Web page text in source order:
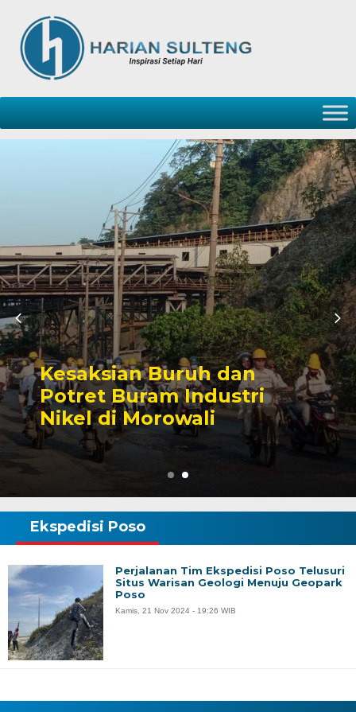
Sengketa Perizinan
Tambang yang
Karier Politik Anwar
Ekspedisi Poso
Perjalanan Tim Ekspedisi Poso Telusuri
Situs Warisan Geologi Menuju Geopark
Poso
Kamis, 21 Nov 2024 - 19:26 WIB